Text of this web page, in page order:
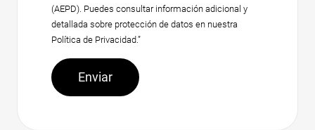
(AEPD). Puedes consultar información adicional y
detallada sobre protección de datos en nuestra
Política de Privacidad.”